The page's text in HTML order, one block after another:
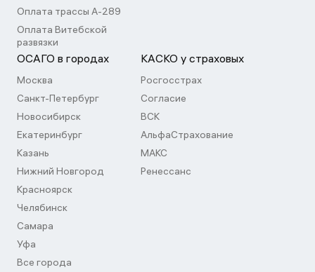
Оплата трассы А-289
Оплата Витебской
развязки
ОСАГО в городах
Москва
Санкт-Петербург
Новосибирск
Екатеринбург
Казань
Нижний Новгород
Красноярск
Челябинск
Самара
Уфа
Все города
КАСКО у страховых
Росгосстрах
Согласие
ВСК
АльфаСтрахование
МАКС
Ренессанс